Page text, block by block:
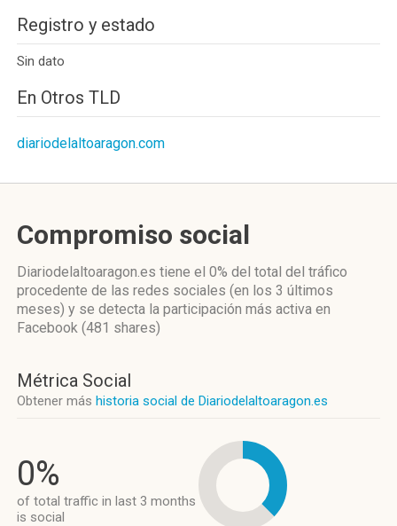
Registro y estado
Sin dato
En Otros TLD
diariodelaltoaragon.com
Compromiso social
Diariodelaltoaragon.es tiene el 0% del total del tráfico
procedente de las redes sociales (en los 3 últimos
meses) y se detecta la participación más activa en
Facebook (481 shares)
Métrica Social
Obtener más historia social de Diariodelaltoaragon.es
0%
of total traffic in last 3 months
is social